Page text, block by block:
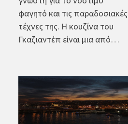
φαγητό και τις παραδοσιακές
τέχνες της. Η κουζίνα του
Γκαζιαντέπ είναι μια από…